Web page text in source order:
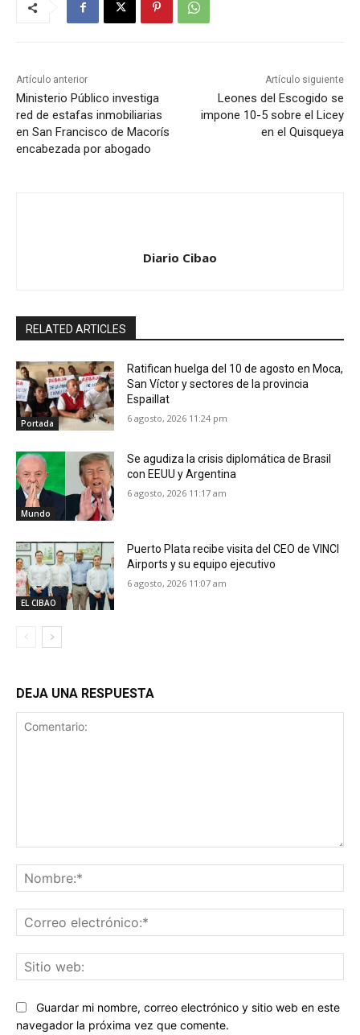
Artículo anterior
Ministerio Público investiga
red de estafas inmobiliarias
en San Francisco de Macorís
encabezada por abogado
Artículo siguiente
Leones del Escogido se
impone 10-5 sobre el Licey
en el Quisqueya
Diario Cibao
RELATED ARTICLES
Portada
Ratifican huelga del 10 de agosto en Moca,
San Víctor y sectores de la provincia
Espaillat
6 agosto, 2026 11:24 pm
Mundo
Se agudiza la crisis diplomática de Brasil
con EEUU y Argentina
6 agosto, 2026 11:17 am
EL CIBAO
Puerto Plata recibe visita del CEO de VINCI
Airports y su equipo ejecutivo
6 agosto, 2026 11:07 am
DEJA UNA RESPUESTA
Guardar mi nombre, correo electrónico y sitio web en este
navegador la próxima vez que comente.